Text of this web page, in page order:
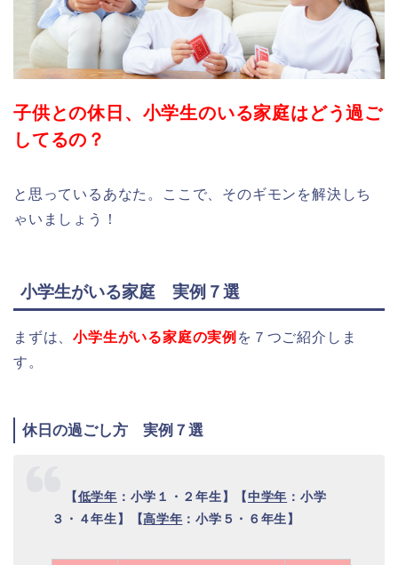
子供との休日、小学生のいる家庭はどう過ご
してるの？
と思っているあなた。ここで、そのギモンを解決しち
ゃいましょう！
小学生がいる家庭 実例７選
まずは、小学生がいる家庭の実例 を７つご紹介しま
す。
休日の過ごし方 実例７選
【低学年 ：小学１・２年生】【中学年 ：小学
３・４年生】【高学年 ：小学５・６年生】